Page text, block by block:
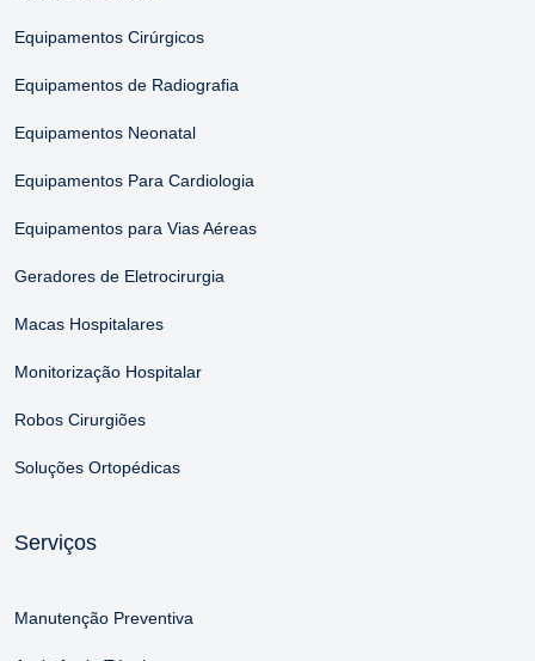
Equipamentos Cirúrgicos
Equipamentos de Radiografia
Equipamentos Neonatal
Equipamentos Para Cardiologia
Equipamentos para Vias Aéreas
Geradores de Eletrocirurgia
Macas Hospitalares
Monitorização Hospitalar
Robos Cirurgiões
Soluções Ortopédicas
Serviços
Manutenção Preventiva